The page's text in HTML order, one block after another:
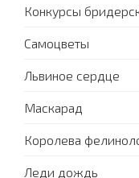
Конкурсы
Самоцветы
Львиное сердце
Маскарад
Королева
Леди дождь